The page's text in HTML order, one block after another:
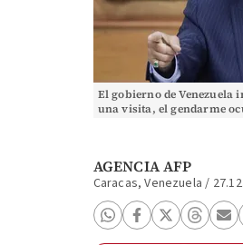
El gobierno de Venezuela
una visita, el gendarme
AGENCIA AFP
Caracas, Venezuela /